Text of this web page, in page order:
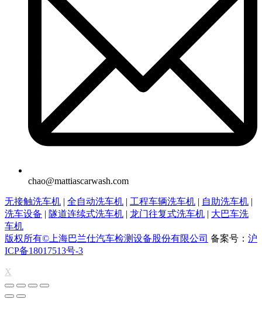
chao@mattiascarwash.com
无接触洗车机 | 全自动洗车机 | 工程车辆洗车机 | 自助洗车机 |
洗车设备 | 隧道连续式洗车机 | 龙门往复式洗车机 | 大巴车洗
车机
版权所有©上海巴兰仕汽车检测设备股份有限公司 备案号： 沪
ICP备18017513号-3
X